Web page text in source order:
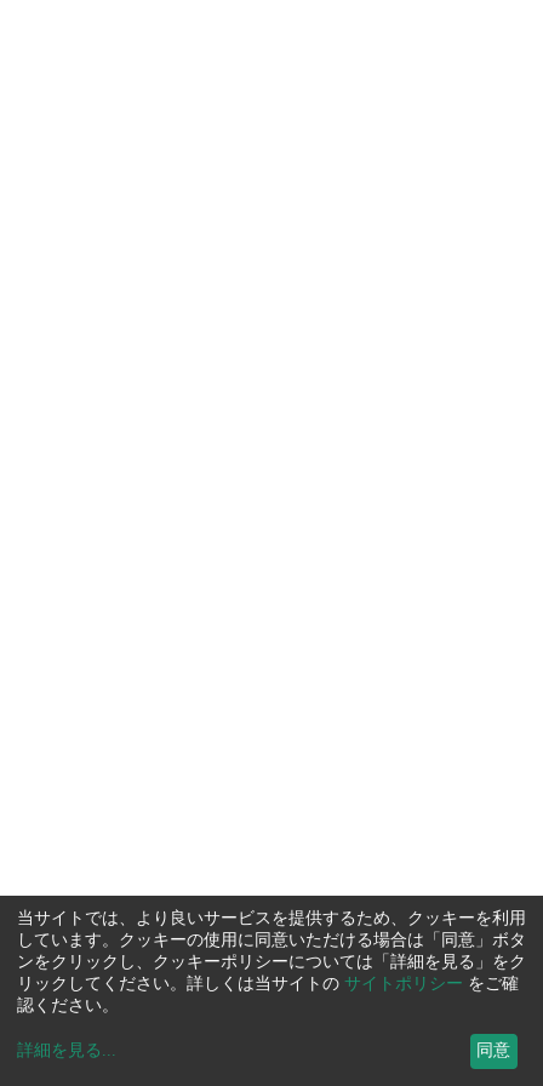
当サイトでは、より良いサービスを提供するため、クッキーを利用
しています。クッキーの使用に同意いただける場合は「同意」ボタ
ンをクリックし、クッキーポリシーについては「詳細を見る」をク
リックしてください。詳しくは当サイトの サイトポリシー をご確
認ください。
詳細を見る ... 同意